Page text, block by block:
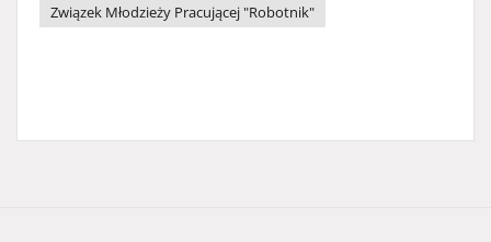
Związek Młodzieży Pracującej "Robotnik"